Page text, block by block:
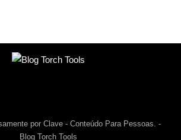
por Clave - Conteúdo Para Pessoas. -
Blog Torch Tools